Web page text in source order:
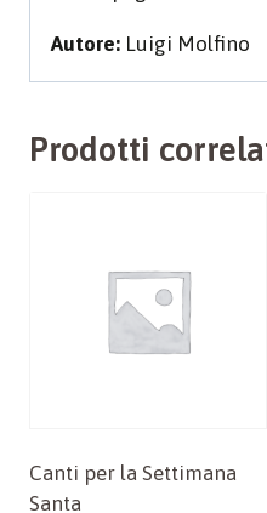
Autore: Luigi Molfino
Prodotti
Canti per la Settimana
Santa